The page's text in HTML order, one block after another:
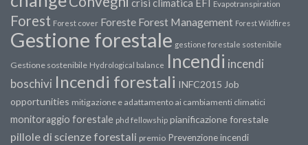
crisi climatica EFI Evapotranspiration
Forest Forest cover Foreste Forest Management Forest Wildfires
Gestione forestale gestione forestale sostenibile
Gestione sostenibile Hydrological balance Incendi incendi
boschivi Incendi forestali INFC2015 Job
opportunities mitigazione e adattamento ai cambiamenti climatici
monitoraggio forestale phd fellowship pianificazione forestale
pillole di scienze forestali premio Prevenzione incendi